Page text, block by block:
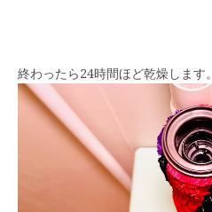
終わったら24時間ほど乾燥します。